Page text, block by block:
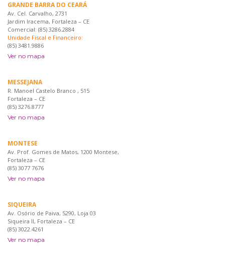
GRANDE BARRA DO CEARÁ
Av. Cel. Carvalho, 2731
Jardim Iracema, Fortaleza – CE
Comercial: (85) 3286.2884
Unidade Fiscal e Financeiro:
(85) 3481.9886
Ver no mapa
MESSEJANA
R. Manoel Castelo Branco , 515
Fortaleza – CE
(85) 3276.8777
Ver no mapa
MONTESE
Av. Prof. Gomes de Matos, 1200 Montese,
Fortaleza – CE
(85) 3077 7676
Ver no mapa
SIQUEIRA
Av. Osório de Paiva, 5290, Loja 03
Siqueira II, Fortaleza – CE
(85) 3022.4261
Ver no mapa